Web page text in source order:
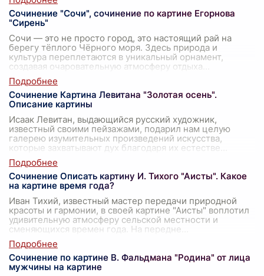
Сочинение "Сочи", сочинение по картине Егорнова
"Сирень"
Сочи — это не просто город, это настоящий рай на
берегу тёплого Чёрного моря. Здесь природа и
культура переплетаются в уникальный орнамент,
создавая очаровательную атмосферу отдыха
Сочинение Картина Левитана "Золотая осень".
Описание картины
Исаак Левитан, выдающийся русский художник,
известный своими пейзажами, подарил нам целую
галерею изумительных произведений искусства,
которые захватывают дух благодаря их естестве
Сочинение Описать картину И. Тихого "Аисты". Какое
на картине время года?
Иван Тихий, известный мастер передачи природной
красоты и гармонии, в своей картине "Аисты" воплотил
удивительную атмосферу сельской местности и
сменяющихся времен года. На передне
Сочинение по картине В. Фальдмана "Родина" от лица
мужчины на картине